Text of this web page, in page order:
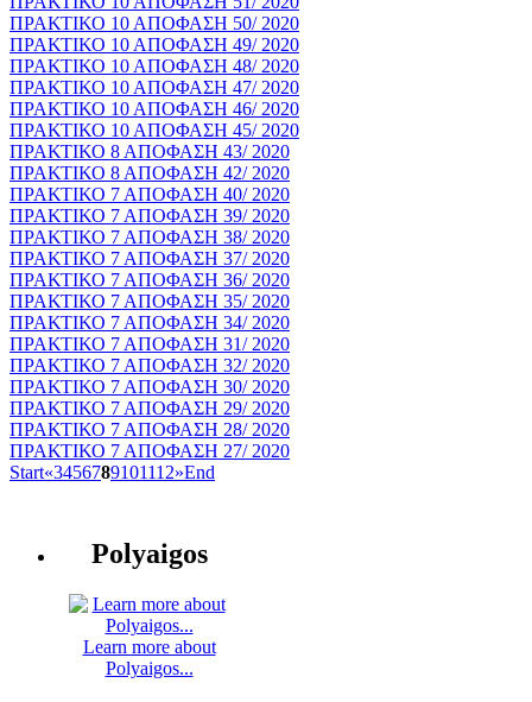
ΠΡΑΚΤΙΚΟ 10 ΑΠΟΦΑΣΗ 50/ 2020
ΠΡΑΚΤΙΚΟ 10 ΑΠΟΦΑΣΗ 49/ 2020
ΠΡΑΚΤΙΚΟ 10 ΑΠΟΦΑΣΗ 48/ 2020
ΠΡΑΚΤΙΚΟ 10 ΑΠΟΦΑΣΗ 47/ 2020
ΠΡΑΚΤΙΚΟ 10 ΑΠΟΦΑΣΗ 46/ 2020
ΠΡΑΚΤΙΚΟ 10 ΑΠΟΦΑΣΗ 45/ 2020
ΠΡΑΚΤΙΚΟ 8 ΑΠΟΦΑΣΗ 43/ 2020
ΠΡΑΚΤΙΚΟ 8 ΑΠΟΦΑΣΗ 42/ 2020
ΠΡΑΚΤΙΚΟ 7 ΑΠΟΦΑΣΗ 40/ 2020
ΠΡΑΚΤΙΚΟ 7 ΑΠΟΦΑΣΗ 39/ 2020
ΠΡΑΚΤΙΚΟ 7 ΑΠΟΦΑΣΗ 38/ 2020
ΠΡΑΚΤΙΚΟ 7 ΑΠΟΦΑΣΗ 37/ 2020
ΠΡΑΚΤΙΚΟ 7 ΑΠΟΦΑΣΗ 36/ 2020
ΠΡΑΚΤΙΚΟ 7 ΑΠΟΦΑΣΗ 35/ 2020
ΠΡΑΚΤΙΚΟ 7 ΑΠΟΦΑΣΗ 34/ 2020
ΠΡΑΚΤΙΚΟ 7 ΑΠΟΦΑΣΗ 31/ 2020
ΠΡΑΚΤΙΚΟ 7 ΑΠΟΦΑΣΗ 32/ 2020
ΠΡΑΚΤΙΚΟ 7 ΑΠΟΦΑΣΗ 30/ 2020
ΠΡΑΚΤΙΚΟ 7 ΑΠΟΦΑΣΗ 29/ 2020
ΠΡΑΚΤΙΚΟ 7 ΑΠΟΦΑΣΗ 28/ 2020
ΠΡΑΚΤΙΚΟ 7 ΑΠΟΦΑΣΗ 27/ 2020
Start«3456789101112»End
Polyaigos
Learn more about
Polyaigos...